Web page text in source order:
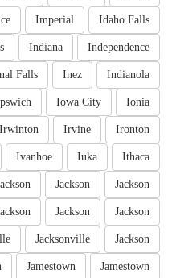
Idaho Falls
Imperial
Independence
Indiana
Indianola
Inez
Falls
Ionia
Iowa City
Ironton
Irvine
Irwinton
Ithaca
Iuka
Ivanhoe
Jackson
Jackson
Jackson
Jackson
Jackson
Jacksonville
Jamestown
Jamestown